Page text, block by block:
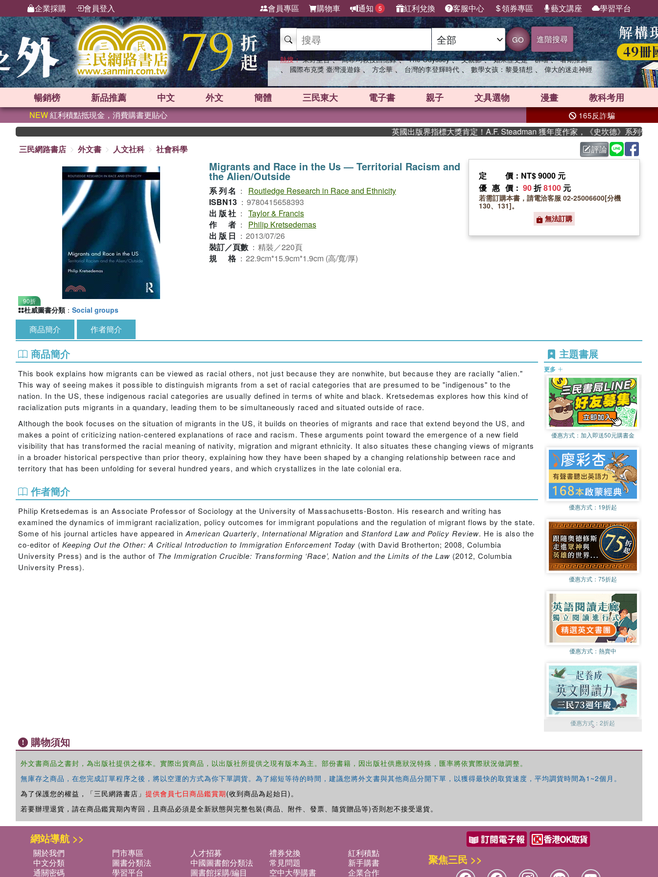
企業採購 會員登入 會員專區 購物車 通知 5 紅利兌換 客服中心 領券專區 藝文講座 學習平台
GO 進階搜尋
熱搜： 東野圭吾 、 高希均教授回憶錄 、 The Odyssey 、 父親節 、 如果歷史是一群喵 、 暑期推薦
、 國際布克獎 臺灣漫遊錄 、 方念華 、 台灣的李登輝時代 、 數學女孩：黎曼猜想 、 偉大的迷走神經
暢銷榜 新品推薦 中文 外文 簡體 三民東大 電子書 親子 文具選物 漫畫 教科考用
NEW紅利積點抵現金，消費購書更貼心 165反詐騙
英國出版界指標大獎肯定！A.F. Steadman 獲年度作家，《史坎德》系列帶你踏上
三民網路書店
外文書 人文社科 社會科學 評論
90折
Migrants and Race in the Us ― Territorial Racism and
the Alien/Outside
系列名 ：
Routledge Research in Race and Ethnicity
ISBN13 ： 9780415658393
出版社 ： Taylor & Francis
作者 ：
Philip Kretsedemas
出版日 ： 2013/07/26
裝訂／頁數 ： 精裝／220頁
規格 ： 22.9cm*15.9cm*1.9cm (高/寬/厚)
定價 ：NT$ 9000 元
優惠價 ： 90折8100 元
若需訂購本書，請電洽客服 02-25006600[分機
130、131]。
無法訂購
杜威圖書分類 ： Social groups
商品簡介 作者簡介
商品簡介
This book explains how migrants can be viewed as racial others, not just because they are nonwhite, but because they are racially "alien."
This way of seeing makes it possible to distinguish migrants from a set of racial categories that are presumed to be "indigenous" to the
nation. In the US, these indigenous racial categories are usually defined in terms of white and black. Kretsedemas explores how this kind of
racialization puts migrants in a quandary, leading them to be simultaneously raced and situated outside of race.
Although the book focuses on the situation of migrants in the US, it builds on theories of migrants and race that extend beyond the US, and
makes a point of criticizing nation-centered explanations of race and racism. These arguments point toward the emergence of a new field
visibility that has transformed the racial meaning of nativity, migration and migrant ethnicity. It also situates these changing views of migrants
in a broader historical perspective than prior theory, explaining how they have been shaped by a changing relationship between race and
territory that has been unfolding for several hundred years, and which crystallizes in the late colonial era.
作者簡介
Philip Kretsedemas is an Associate Professor of Sociology at the University of Massachusetts-Boston. His research and writing has
examined the dynamics of immigrant racialization, policy outcomes for immigrant populations and the regulation of migrant flows by the state.
Some of his journal articles have appeared in American Quarterly, International Migration and Stanford Law and Policy Review. He is also the
co-editor of Keeping Out the Other: A Critical Introduction to Immigration Enforcement Today (with David Brotherton; 2008, Columbia
University Press) and is the author of The Immigration Crucible: Transforming ‘Race’, Nation and the Limits of the Law (2012, Columbia
University Press).
主題書展
更多
優惠方式： 加入即送50元購書金
優惠方式： 19折起
優惠方式： 75折起
優惠方式： 熱賣中
優惠方式：2折起
購物須知
外文書商品之書封，為出版社提供之樣本。實際出貨商品，以出版社所提供之現有版本為主。部份書籍，因出版社供應狀況特殊，匯率將依實際狀況做調整。
無庫存之商品，在您完成訂單程序之後，將以空運的方式為你下單調貨。為了縮短等待的時間，建議您將外文書與其他商品分開下單，以獲得最快的取貨速度，平均調貨時間為1~2個月。
為了保護您的權益，「三民網路書店」 提供會員七日商品鑑賞期(收到商品為起始日)。
若要辦理退貨，請在商品鑑賞期內寄回，且商品必須是全新狀態與完整包裝(商品、附件、發票、隨貨贈品等)否則恕不接受退貨。
網站導航 >>
關於我們 門市專區 人才招募 禮券兌換
紅利積點
中文分類
圖書分類法 中國圖書館分類法 常見問題
新手購書
通關密碼
學習平台 圖書館採購/編目 空中大學購書
企業合作
聚焦三民 >>